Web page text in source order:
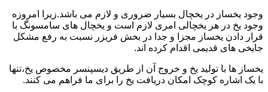
وجود یخساز در یخچال بسیار ضروری و لازم می باشد.زیرا امروزه
وجود یخ در هر یخچالی امری لازم است و یخچال های سامسونگ با
قرار دادن یخساز مجزا و جدا در بخش فریزر نسبت به رفع مشکل
جایخی های قدیمی اقدام کرده اند.
یخساز ها با تولید یخ و خروج آن از طریق دیسپنسر مخصوص یخ،تنها
با یک اشاره کوچک امکان دریافت یخ را برای ما فراهم می کنند.